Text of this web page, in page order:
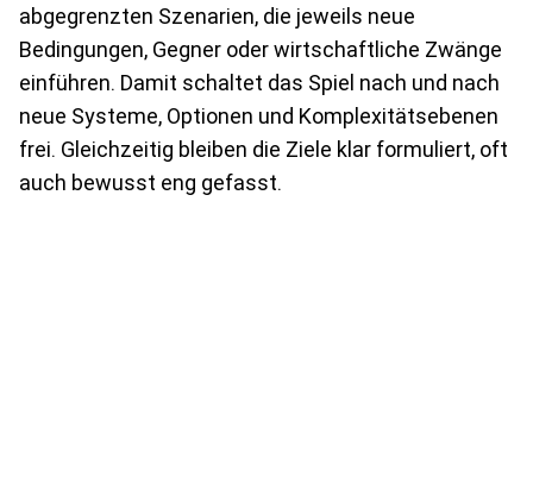
abgegrenzten Szenarien, die jeweils neue
Bedingungen, Gegner oder wirtschaftliche Zwänge
einführen. Damit schaltet das Spiel nach und nach
neue Systeme, Optionen und Komplexitätsebenen
frei. Gleichzeitig bleiben die Ziele klar formuliert, oft
auch bewusst eng gefasst.